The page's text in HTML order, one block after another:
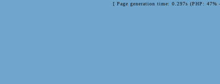
[ Page generation time: 0.297s (PHP: